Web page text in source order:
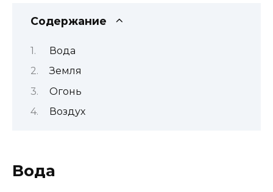
Содержание
Вода
Земля
Огонь
Воздух
Вода